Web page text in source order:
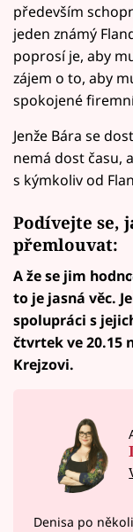
především
jeden známý
poprosí je, aby
zájem o to, aby
spokojené
Jenže Bára se
nemá dost času,
s kýmkoliv od
Podívejte se,
přemlouvat:
A že se jim
to je jasná věc.
spolupráci s
čtvrtek ve 20.15
Krejzovi.
Denisa po